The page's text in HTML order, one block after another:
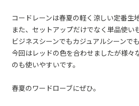
コードレーンは春夏の軽く涼しい定番生地
また、セットアップだけでなく単品使い
ビジネスシーンでもカジュアルシーンで
今回はレッドの色を合わせましたが様々
のも使いやすいです。
春夏のワードローブにぜひ。